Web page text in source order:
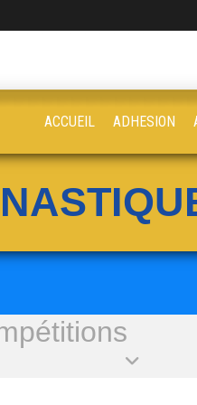
ACCUEIL ADHESION